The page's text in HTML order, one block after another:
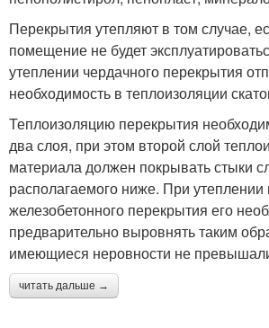
Перекрытия утепляют в том случае,
помещение не будет
утеплении чердачного перекрытия
необходимость в теплоизоляции
Теплоизоляцию перекрытия
два слоя, при этом второй слой
материала должен покрывать стыки
располагаемого ниже. При утеплении
железобетонного перекрытия его
предварительно выровнять таким
имеющиеся неровности не
читать дальше →